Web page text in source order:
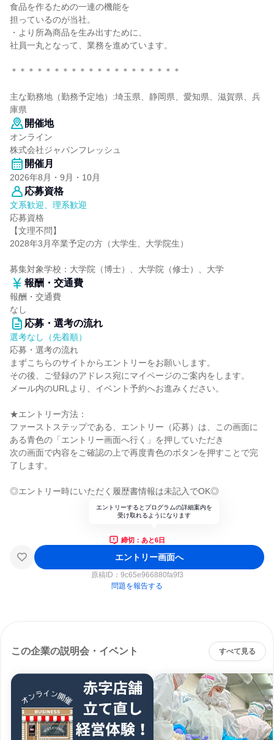
食品を作るための一連の機能を
担っているのが当社。
・より所為商品を生み出すために、
社員一丸となって、業務を進めています。
＊＊＊＊＊＊＊＊＊＊＊＊＊＊＊＊＊＊＊＊
主な勤務地（勤務予定地）:埼玉県、静岡県、愛知県、滋賀県、兵
庫県
開催地
オンライン
株式会社ジャパンフレッシュ
開催月
2026年8月・9月・10月
応募資格
文系歓迎、理系歓迎
応募資格
【文理不問】
2028年3月卒業予定の方（大学生、大学院生）
募集対象学校：大学院（博士）、大学院（修士）、大学
報酬・交通費
報酬・交通費
なし
応募・選考の流れ
選考なし（先着順）
応募・選考の流れ
まずこちらのサイトからエントリーをお願いします。
その後、ご登録のアドレス宛にマイページのご案内をします。
メール内のURLより、イベント予約へお進みください。
★エントリー方法：
ファーストステップである、エントリー（応募）は、この画面に
ある青色の「エントリー画面へ行く」を押していただき
次の画面で内容をご確認の上で再度青色のボタンを押すことで完
了します。
◎エントリー時にいただく履歴書情報は未記入でOK◎
エントリーするとプログラムの詳細案内を
受け取れるようになります
締切：あと6日
エントリー画面へ
原稿ID： 9c65e966880fa9f3
問題を報告する
この企業の説明会・イベント すべて見る